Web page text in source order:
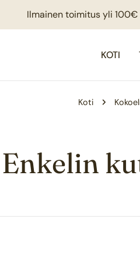
Ilmainen toimitus yli 100€
KOTI
Koti
K
Enkelin